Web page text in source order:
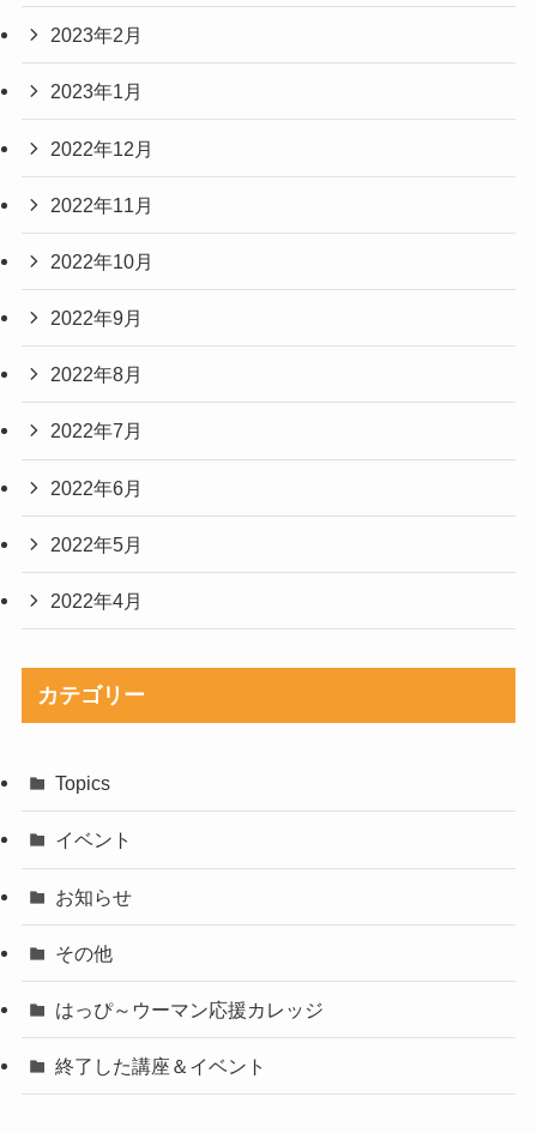
2023年2月
2023年1月
2022年12月
2022年11月
2022年10月
2022年9月
2022年8月
2022年7月
2022年6月
2022年5月
2022年4月
カテゴリー
Topics
イベント
お知らせ
その他
はっぴ～ウーマン応援カレッジ
終了した講座＆イベント